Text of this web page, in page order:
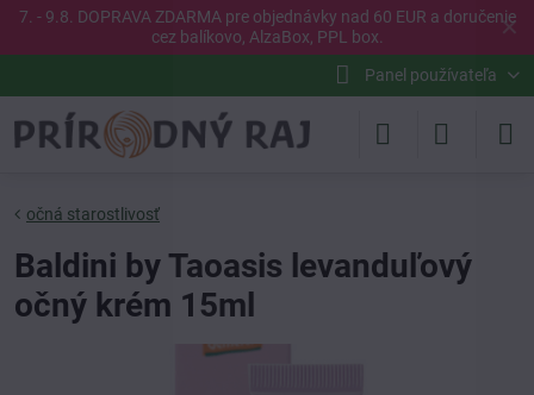
✕
7. - 9.8. DOPRAVA ZDARMA pre objednávky nad 60 EUR a doručenie
cez balíkovo, AlzaBox, PPL box.
Panel používateľa
očná starostlivosť
Baldini by Taoasis levanduľový
očný krém 15ml